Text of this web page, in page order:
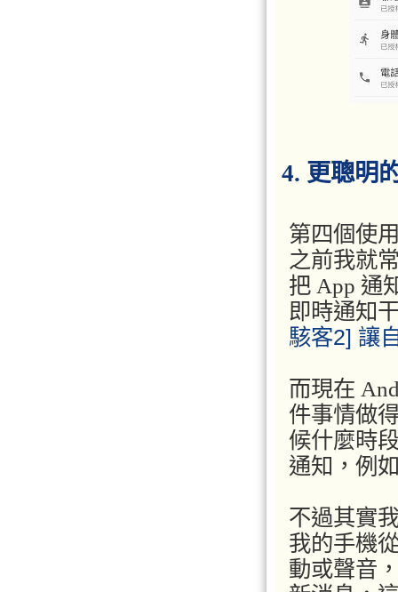
4. 更聰明
第四個使
之前我就
把 App 通
即時通知
駭客2] 讓
而現在
件事情做
候什麼時
通知，例
不過其實
我的手機
動或聲音